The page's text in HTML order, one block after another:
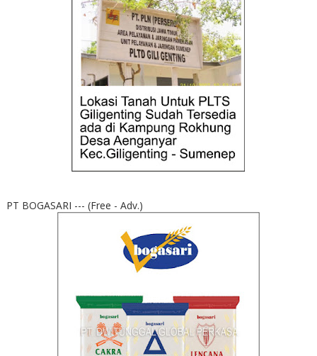
PT BOGASARI --- (Free - Adv.)